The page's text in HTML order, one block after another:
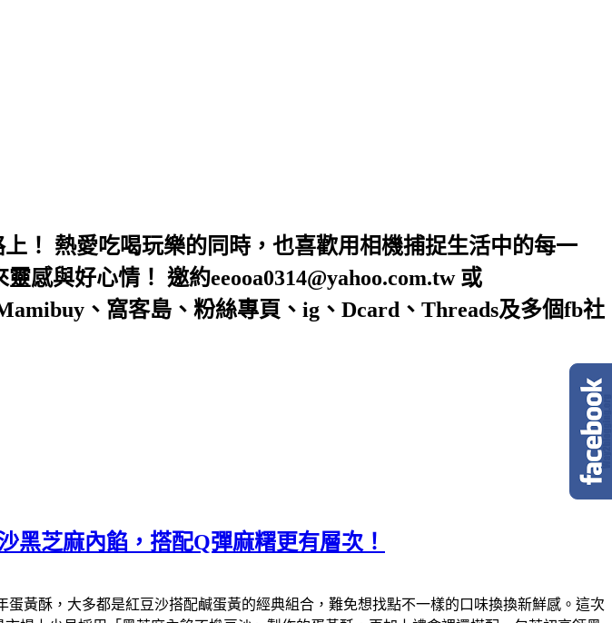
！ 熱愛吃喝玩樂的同時，也喜歡用相機捕捉生活中的每一
感與好心情！ 邀約eeooa0314@yahoo.com.tw 或
、窩客島、粉絲專頁、ig、Dcard、Threads及多個fb社
黑芝麻內餡，搭配Q彈麻糬更有層次！
黃酥，大多都是紅豆沙搭配鹹蛋黃的經典組合，難免想找點不一樣的口味換換新鮮感。這次